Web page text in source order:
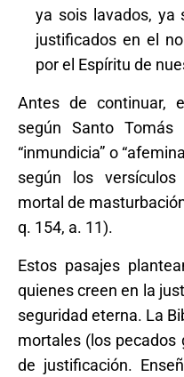
ya sois lavados, ya
justificados en el
por el Espíritu de
Antes de continuar,
según Santo
“inmundicia” o
según los
mortal de
q. 154, a. 11).
Estos pasajes
quienes creen en la
seguridad eterna. La
mortales (los pecados
de justificación.